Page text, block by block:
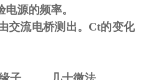
电源的频率。
交流电桥测出。Ct的变化